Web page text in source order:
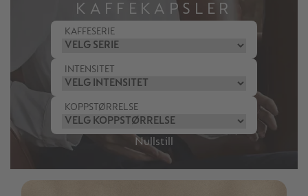
KAFFEKAPSLER
KAFFESERIE
INTENSITET
KOPPSTØRRELSE
Nullstill